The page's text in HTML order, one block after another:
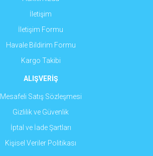
Gönder
İletişim
İletişim Formu
Havale Bildirim Formu
Kargo Takibi
ALIŞVERİŞ
Mesafeli Satış Sözleşmesi
Gizlilik ve Güvenlik
İptal ve İade Şartları
Kişisel Veriler Politikası